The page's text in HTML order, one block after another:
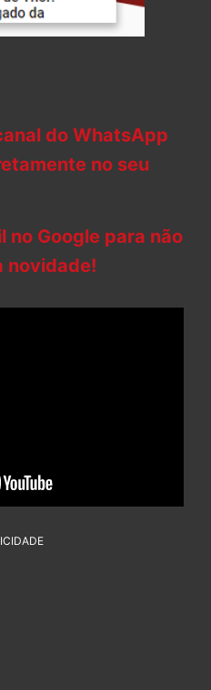
do WhatsApp
no seu
no Google para não
novidade!